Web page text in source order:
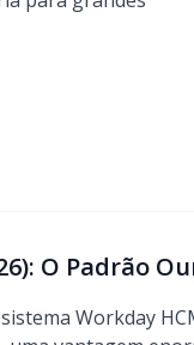
O Padrão
Workday